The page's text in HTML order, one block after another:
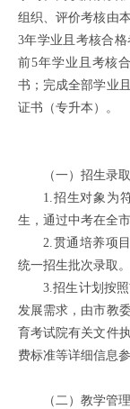
组织、评价考核由
3年学业且考核合
前5年学业且考核
书；完成全部学业
证书（专升本）。
（一）招生录取
1.招生对象为
生，通过中考在全
2.贯通培养项
统一招生批次录取。
3.招生计划按
发展需求，由市教
育考试院有关文件
费标准等详细信息
（二）教学管理